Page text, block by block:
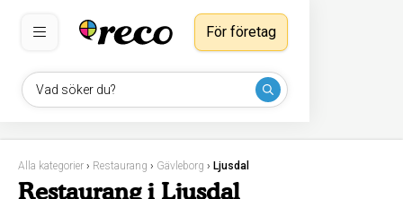
Vad söker du?
För företag
Alla kategorier › Restaurang › Gävleborg › Ljusdal
Restaurang i Ljusdal